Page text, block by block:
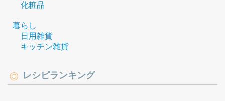
化粧品
暮らし
日用雑貨
キッチン雑貨
レシピランキング